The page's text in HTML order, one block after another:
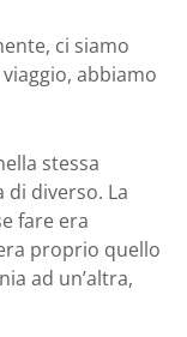
ci siamo
abbiamo
stessa
di diverso. La
fare era
proprio quello
ad un’altra,